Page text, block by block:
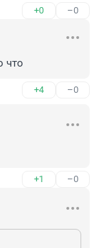
+0 –0
что
+4 –0
+1 –0